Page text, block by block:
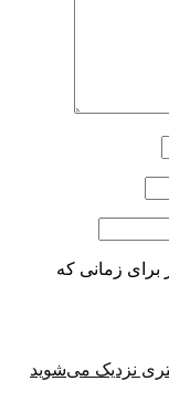
برای زمانی که
نزدیک می‌شوید